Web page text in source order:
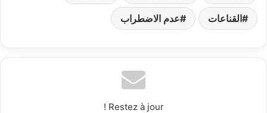
القناعات عدم الاضطراب
Restez à jour !